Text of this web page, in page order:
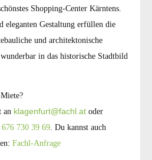
Shopping-Center Kärntens.
eleganten Gestaltung erfüllen die
und architektonische
in das historische Stadtbild
an klagenfurt@fachl.at oder
730 39 69 Du kannst auch
Fachl-Anfrage